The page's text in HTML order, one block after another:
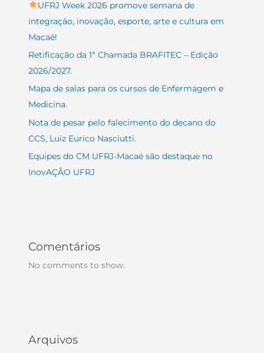
UFRJ Week 2026 promove semana de
integração, inovação, esporte, arte e cultura em
Macaé!
Retificação da 1ª Chamada BRAFITEC – Edição
2026/2027.
Mapa de salas para os cursos de Enfermagem e
Medicina.
Nota de pesar pelo falecimento do decano do
CCS, Luiz Eurico Nasciutti.
Equipes do CM UFRJ-Macaé são destaque no
InovAÇÃO UFRJ
Comentários
No comments to show.
Arquivos